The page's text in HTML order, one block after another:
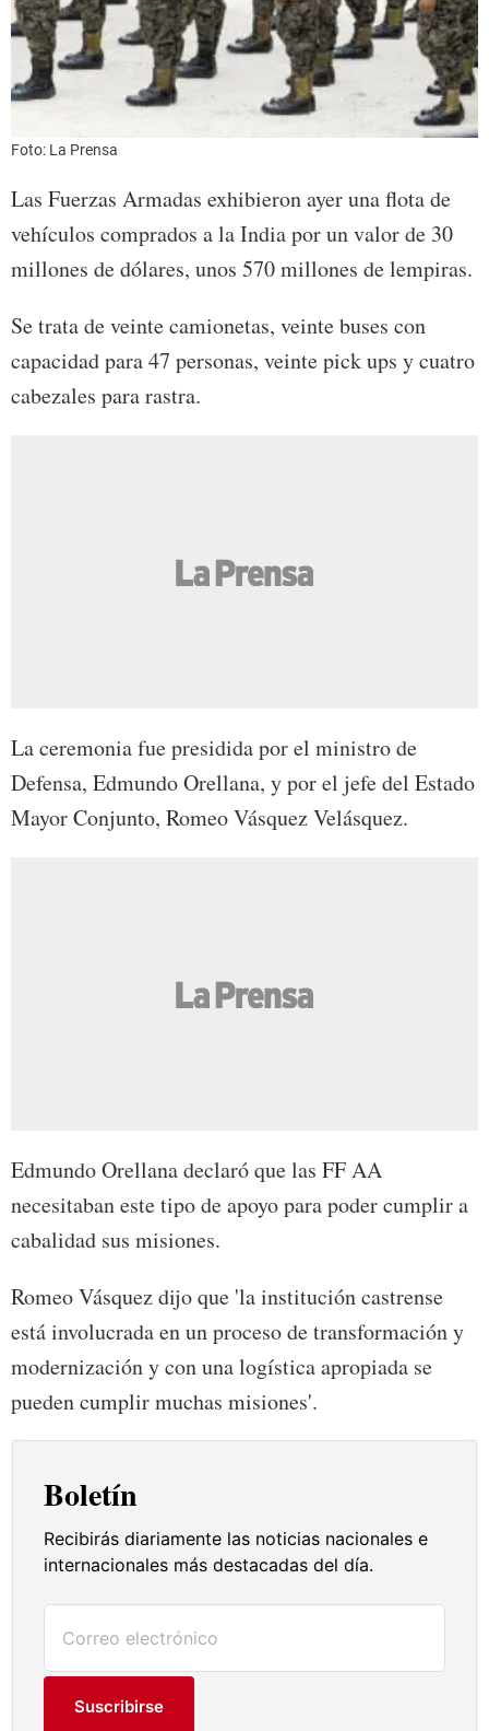
Foto: La Prensa
Las Fuerzas Armadas exhibieron ayer una flota de
vehículos comprados a la India por un valor de 30
millones de dólares, unos 570 millones de lempiras.
Se trata de veinte camionetas, veinte buses con
capacidad para 47 personas, veinte pick ups y cuatro
cabezales para rastra.
La ceremonia fue presidida por el ministro de
Defensa, Edmundo Orellana, y por el jefe del Estado
Mayor Conjunto, Romeo Vásquez Velásquez.
Edmundo Orellana declaró que las FF AA
necesitaban este tipo de apoyo para poder cumplir a
cabalidad sus misiones.
Romeo Vásquez dijo que 'la institución castrense
está involucrada en un proceso de transformación y
modernización y con una logística apropiada se
pueden cumplir muchas misiones'.
Boletín
Recibirás diariamente las noticias nacionales e
internacionales más destacadas del día.
Suscribirse